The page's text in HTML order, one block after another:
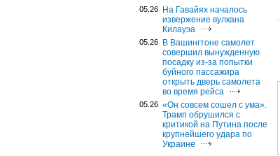
05.26
На Гавайях началось
извержение вулкана
Килауэа
05.26
В Вашингтоне самолет
совершил вынужденную
посадку из-за попытки
буйного пассажира
открыть дверь самолета
во время рейса
05.26 «Он совсем сошел с ума».
Трамп обрушился с
критикой на Путина после
крупнейшего удара по
Украине